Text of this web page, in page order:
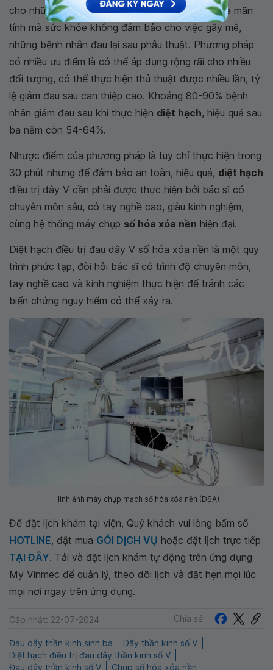
cho những người có tuổi, mắc các bệnh nội khoa mãn
tính mà sức khỏe không đảm bảo cho việc gây mê,
những bệnh nhân đau lại sau phẫu thuật. Phương pháp
có nhiều ưu điểm là có thể áp dụng rộng rãi cho nhiều
đối tượng, có thể thực hiện thủ thuật được nhiều lần, tỷ
lệ giảm đau sau can thiệp cao. Khoảng 80-90% bệnh
nhân giảm đau sau khi thực hiện diệt hạch, hiệu quả sau
ba năm còn 54-64%.
Nhược điểm của phương pháp là tuy chỉ thực hiện trong
30 phút nhưng để đảm bảo an toàn, hiệu quả, diệt hạch
điều trị dây V cần phải được thực hiện bởi bác sĩ có
chuyên môn sâu, có tay nghề cao, giàu kinh nghiệm,
cùng hệ thống máy chụp số hóa xóa nền hiện đại.
Diệt hạch điều trị đau dây V số hóa xóa nền là một quy
trình phức tạp, đòi hỏi bác sĩ có trình độ chuyên môn,
tay nghề cao và kinh nghiệm thực hiện để tránh các
biến chứng nguy hiểm có thể xảy ra.
Hình ảnh máy chụp mạch số hóa xóa nền (DSA)
Để đặt lịch khám tại viện, Quý khách vui lòng bấm số
HOTLINE, đặt mua GÓI DỊCH VỤ hoặc đặt lịch trực tiếp
TẠI ĐÂY. Tải và đặt lịch khám tự động trên ứng dụng
My Vinmec để quản lý, theo dõi lịch và đặt hẹn mọi lúc
mọi nơi ngay trên ứng dụng.
Cập nhật: 22-07-2024 Chia sẻ
Đau dây thần kinh sinh ba
Dây thần kinh số V
Diệt hạch điều trị đau dây thần kinh số V
Đau dây thần kinh số V
Chụp số hóa xóa nền